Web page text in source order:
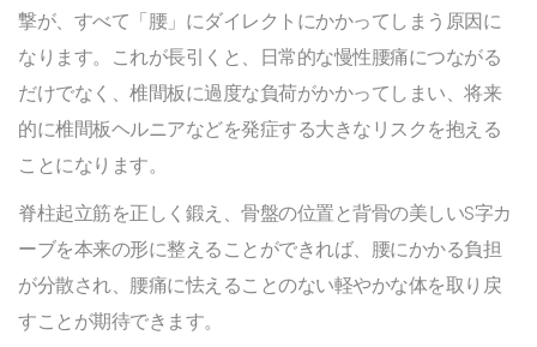
撃が、すべて「腰」にダイレクトにかかってしまう原因に
なります。これが長引くと、日常的な慢性腰痛につながる
だけでなく、椎間板に過度な負荷がかかってしまい、将来
的に椎間板ヘルニアなどを発症する大きなリスクを抱える
ことになります。
脊柱起立筋を正しく鍛え、骨盤の位置と背骨の美しいS字カ
ーブを本来の形に整えることができれば、腰にかかる負担
が分散され、腰痛に怯えることのない軽やかな体を取り戻
すことが期待できます。